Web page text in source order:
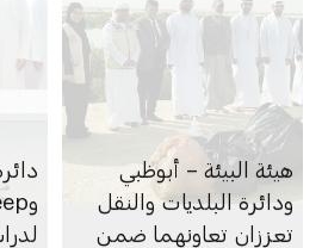
هيئة البيئة – أبوظبي
ودائرة البلديات والنقل
تعززان تعاونهما ضمن